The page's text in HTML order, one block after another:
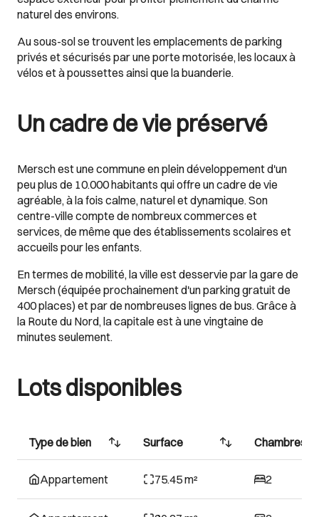
naturel des environs.
Au sous-sol se trouvent les emplacements de parking
privés et sécurisés par une porte motorisée, les locaux à
vélos et à poussettes ainsi que la buanderie.
Un cadre de vie préservé
Mersch est une commune en plein développement d'un
peu plus de 10.000 habitants qui offre un cadre de vie
agréable, à la fois calme, naturel et dynamique. Son
centre-ville compte de nombreux commerces et
services, de même que des établissements scolaires et
accueils pour les enfants.
En termes de mobilité, la ville est desservie par la gare de
Mersch (équipée prochainement d'un parking gratuit de
400 places) et par de nombreuses lignes de bus. Grâce à
la Route du Nord, la capitale est à une vingtaine de
minutes seulement.
Lots disponibles
Type de bien Surface Chambres
Appartement 75.45 m² 2